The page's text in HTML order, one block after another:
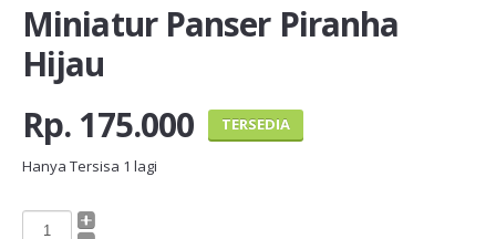
Miniatur Panser Piranha
Hijau
Rp. 175.000
TERSEDIA
Hanya Tersisa 1 lagi